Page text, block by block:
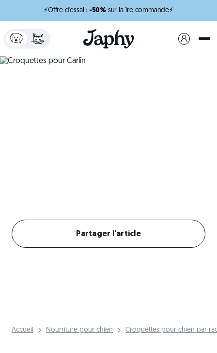
⚡Offre d'essai : -50% sur la 1re commande⚡
Partager l'article
Accueil Nourriture pour chien Croquettes pour chien par